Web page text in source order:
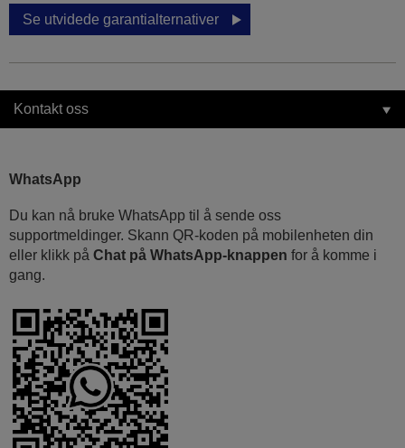
Se utvidede garantialternativer
Kontakt oss
WhatsApp
Du kan nå bruke WhatsApp til å sende oss
supportmeldinger. Skann QR-koden på mobilenheten din
eller klikk på Chat på WhatsApp-knappen for å komme i
gang.